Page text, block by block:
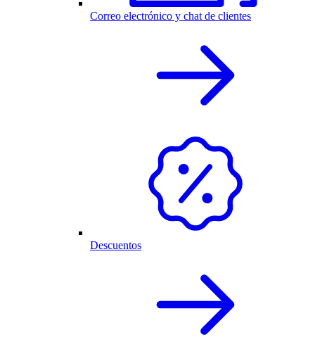
Correo electrónico y chat de clientes
Descuentos